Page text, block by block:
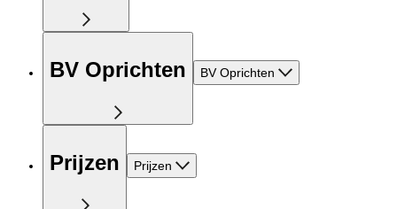
BV Oprichten BV Oprichten
Prijzen Prijzen